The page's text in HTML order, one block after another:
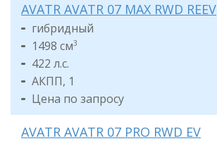
AVATR AVATR 07 MAX RWD REEV
гибридный
1498 см3
422 л.с.
АКПП, 1
Цена по запросу
AVATR AVATR 07 PRO RWD EV